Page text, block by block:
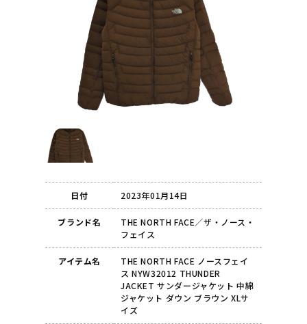
日付 2023年01月14日
ブランド名
THE NORTH FACE／ザ・ノース・
フェイス
アイテム名
THE NORTH FACE ノースフェイ
ス NYW32012 THUNDER
JACKET サンダージャケット 中綿
ジャケット ダウン ブラウン XLサ
イズ